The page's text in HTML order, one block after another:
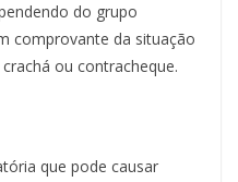
do grupo
comprovante da situação
ou contracheque.
que pode causar